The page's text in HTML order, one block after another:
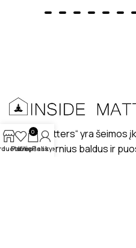
„Inside matters“ yra šeimos
kurti modernius baldus ir
Patikę
0
Krepšelis
Paskyra